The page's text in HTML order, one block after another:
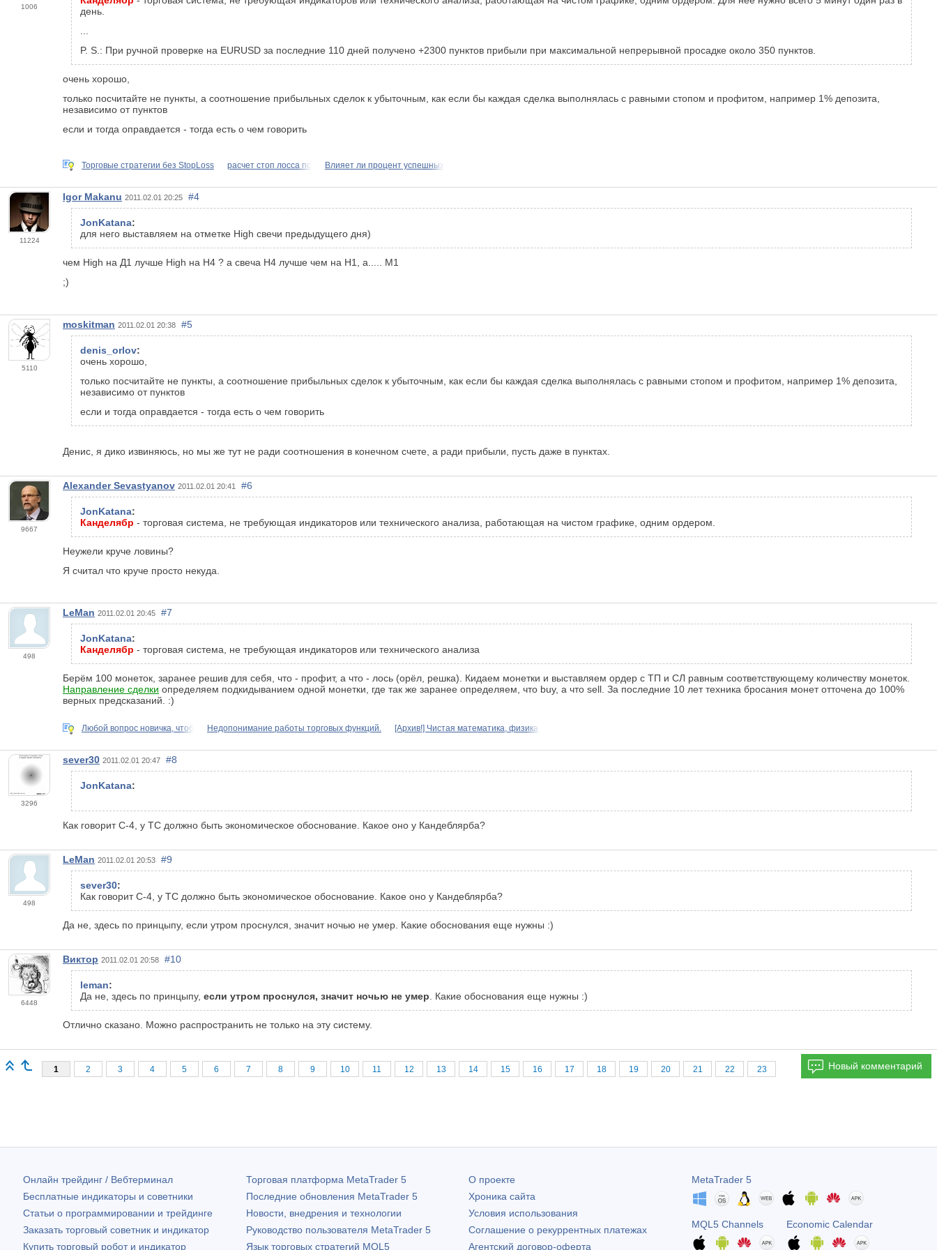
1006
день.
P. S.: При ручной проверке на EURUSD за последние 110 дней получено +2300 пунктов прибыли при максимальной непрерывной просадке около 350 пунктов.
очень хорошо,
только посчитайте не пункты, а соотношение прибыльных сделок к убыточным, как если бы каждая сделка выполнялась с равными стопом и профитом, например 1% депозита,
независимо от пунктов
если и тогда оправдается - тогда есть о чем говорить
Торговые стратегии без StopLoss расчет стоп лосса по Влияет ли процент успешных
11224
Igor Makanu 2011.02.01 20:25 #4
JonKatana:
для него выставляем на отметке High свечи предыдущего дня)
чем High на Д1 лучше High на Н4 ? а свеча Н4 лучше чем на Н1, а..... М1
;)
5110
moskitman 2011.02.01 20:38 #5
denis_orlov:
очень хорошо,
только посчитайте не пункты, а соотношение прибыльных сделок к убыточным, как если бы каждая сделка выполнялась с равными стопом и профитом, например 1% депозита,
независимо от пунктов
если и тогда оправдается - тогда есть о чем говорить
Денис, я дико извиняюсь, но мы же тут не ради соотношения в конечном счете, а ради прибыли, пусть даже в пунктах.
9667
Alexander Sevastyanov 2011.02.01 20:41 #6
JonKatana:
Канделябр - торговая система, не требующая индикаторов или технического анализа, работающая на чистом графике, одним ордером.
Неужели круче ловины?
Я считал что круче просто некуда.
498
LeMan 2011.02.01 20:45 #7
JonKatana:
Канделябр - торговая система, не требующая индикаторов или технического анализа
Берём 100 монеток, заранее решив для себя, что - профит, а что - лось (орёл, решка). Кидаем монетки и выставляем ордер с ТП и СЛ равным соответствующему количеству монеток.
Направление сделки определяем подкидыванием одной монетки, где так же заранее определяем, что buy, а что sell. За последние 10 лет техника бросания монет отточена до 100%
верных предсказаний. :)
Любой вопрос новичка, чтоб Недопонимание работы торговых функций. [Архив!] Чистая математика, физика,
3296
sever30 2011.02.01 20:47 #8
JonKatana:
Как говорит С-4, у ТС должно быть экономическое обоснование. Какое оно у Кандеблярба?
498
LeMan 2011.02.01 20:53 #9
sever30:
Как говорит С-4, у ТС должно быть экономическое обоснование. Какое оно у Кандеблярба?
Да не, здесь по принцыпу, если утром проснулся, значит ночью не умер. Какие обоснования еще нужны :)
6448
Виктор 2011.02.01 20:58 #10
leman:
Да не, здесь по принцыпу, если утром проснулся, значит ночью не умер . Какие обоснования еще нужны :)
Отлично сказано. Можно распространить не только на эту систему.
1 2 3 4 5 6 7 8 9 10 11 12 13 14 15 16 17 18 19 20 21 22 23 Новый комментарий
Онлайн трейдинг / Вебтерминал
Бесплатные индикаторы и советники
Статьи о программировании и трейдинге
Заказать торговый советник и индикатор
Купить торговый робот и индикатор
Торговая платформа MetaTrader 5
Последние обновления MetaTrader 5
Новости, внедрения и технологии
Руководство пользователя MetaTrader 5
Язык торговых стратегий MQL5
О проекте
Хроника сайта
Условия использования
Соглашение о рекуррентных платежах
Агентский договор-оферта
MetaTrader 5
MQL5 Channels Economic Calendar